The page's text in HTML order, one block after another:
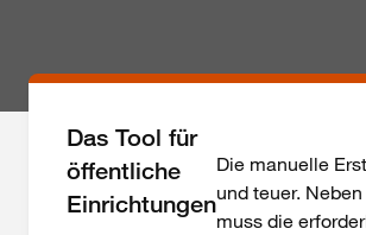
Das Tool für
öffentliche
Einrichtungen
Die manuelle
und teuer.
muss die